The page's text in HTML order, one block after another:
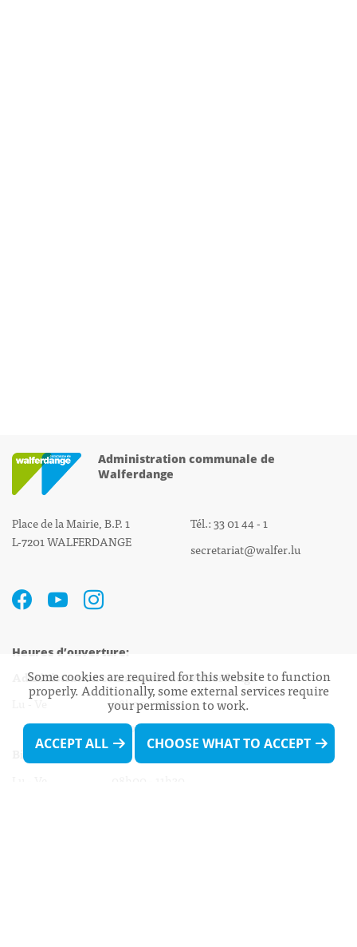
Administration communale de
Walferdange
Place de la Mairie, B.P. 1
L-7201 WALFERDANGE
Tél.: 33 01 44 - 1
secretariat@walfer.lu
Heures d’ouverture:
Administration communale de Walferdange
Lu - Ve 08h00 - 11h30
13h30 - 16h00
Biergercenter
Some cookies are required for this website to function
properly. Additionally, some external services require
your permission to work.
ACCEPT ALL CHOOSE WHAT TO ACCEPT